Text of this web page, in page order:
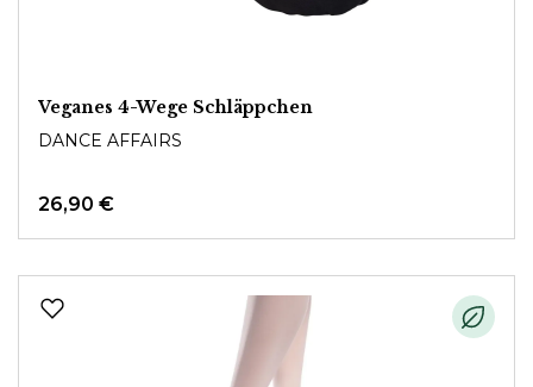
Veganes 4-Wege Schläppchen
DANCE AFFAIRS
26,90 €